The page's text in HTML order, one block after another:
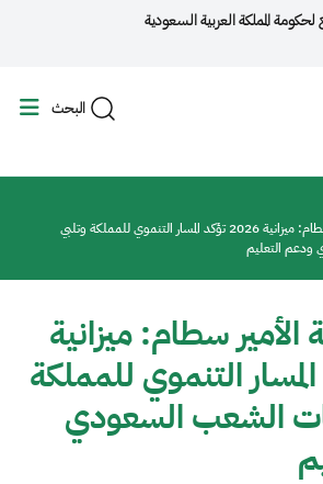
المملكة العربية السعودية
البحث
رئيس جامعة الأمير سطام: ميزانية 2026 تؤكد المسار التنموي للمملكة وتلبي
التعليم
سطام: ميزانية
المسار التنموي للمملكة
الشعب السعودي